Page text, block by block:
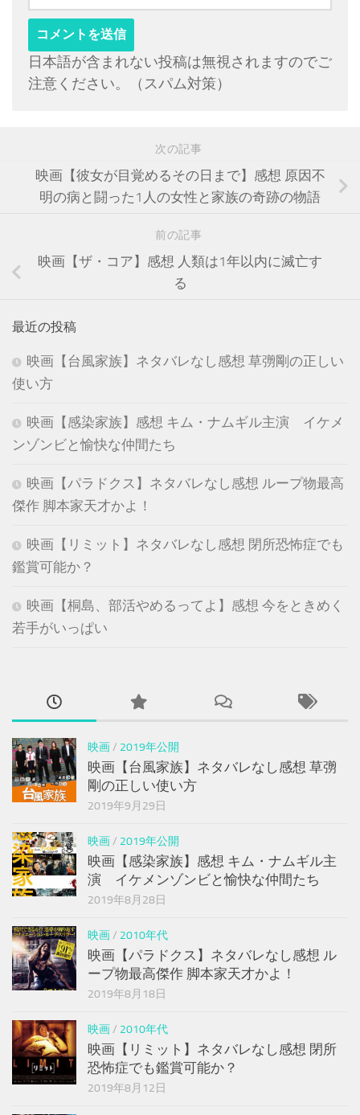
日本語が含まれない投稿は無視されますのでご
注意ください。（スパム対策）
次の記事
映画【彼女が目覚めるその日まで】感想 原因不
明の病と闘った1人の女性と家族の奇跡の物語
前の記事
映画【ザ・コア】感想 人類は1年以内に滅亡す
る
最近の投稿
映画【台風家族】ネタバレなし感想 草彅剛の正しい
使い方
映画【感染家族】感想 キム・ナムギル主演 イケメ
ンゾンビと愉快な仲間たち
映画【パラドクス】ネタバレなし感想 ループ物最高
傑作 脚本家天才かよ！
映画【リミット】ネタバレなし感想 閉所恐怖症でも
鑑賞可能か？
映画【桐島、部活やめるってよ】感想 今をときめく
若手がいっぱい
映画/ 2019年公開
映画【台風家族】ネタバレなし感想 草彅
剛の正しい使い方
2019年9月29日
映画/ 2019年公開
映画【感染家族】感想 キム・ナムギル主
演 イケメンゾンビと愉快な仲間たち
2019年8月28日
映画/ 2010年代
映画【パラドクス】ネタバレなし感想 ル
ープ物最高傑作 脚本家天才かよ！
2019年8月18日
映画/ 2010年代
映画【リミット】ネタバレなし感想 閉所
恐怖症でも鑑賞可能か？
2019年8月12日